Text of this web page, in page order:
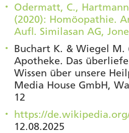
Odermatt, C.,
(2020): Homöopathie.
Aufl. Similasan AG,
Buchart K. & Wiegel M.
Apotheke. Das
Wissen über unsere
Media House GmbH,
12
https://
12.08.2025